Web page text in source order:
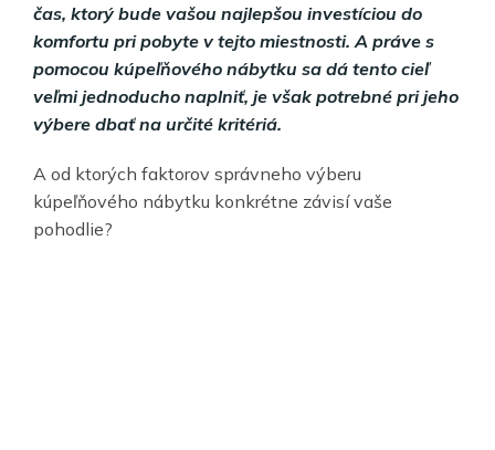
čas, ktorý bude vašou najlepšou investíciou do
komfortu pri pobyte v tejto miestnosti. A práve s
pomocou kúpeľňového nábytku sa dá tento cieľ
veľmi jednoducho naplniť, je však potrebné pri jeho
výbere dbať na určité kritériá.
A od ktorých faktorov správneho výberu
kúpeľňového nábytku konkrétne závisí vaše
pohodlie?